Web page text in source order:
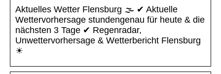
Aktuelles Wetter Flensburg 🌫️ ✔ Aktuelle
Wettervorhersage stundengenau für heute & die
nächsten 3 Tage ✔ Regenradar,
Unwettervorhersage & Wetterbericht Flensburg
☀